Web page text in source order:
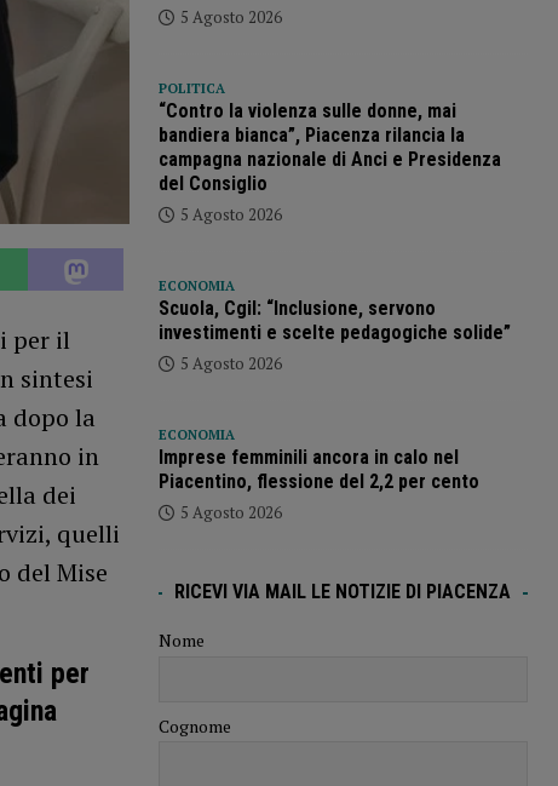
per il
sintesi
dopo la
in
dei
quelli
del Mise
per
5 Agosto 2026
POLITICA
“Contro la violenza sulle donne, mai
bandiera bianca”, Piacenza rilancia la
campagna nazionale di Anci e Presidenza
del Consiglio
5 Agosto 2026
ECONOMIA
Scuola, Cgil: “Inclusione, servono
investimenti e scelte pedagogiche solide”
5 Agosto 2026
ECONOMIA
Imprese femminili ancora in calo nel
Piacentino, flessione del 2,2 per cento
5 Agosto 2026
RICEVI VIA MAIL LE NOTIZIE DI PIACENZA
Nome
Cognome